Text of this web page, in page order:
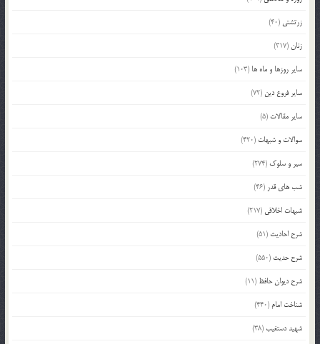
زرتشتی (40)
زنان(317)
سایر روزها و ماه ها (103)
سایر فروع دین (72)
سایر مقالات (5)
سوالات و شبهات (420)
سیر و سلوک (274)
شب های قدر (46)
شبهات اخلاقی (217)
شرح احادیث (51)
شرح حدیث (550)
شرح دیوان حافظ (11)
شناخت امام (440)
شهید دستغیب(38)